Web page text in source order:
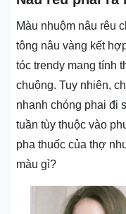
Màu nhuộm nâu rêu
tông nâu vàng kết
tóc trendy mang tính
chuộng. Tuy nhiên,
nhanh chóng phai đi
tuần tùy thuộc vào
pha thuốc của thợ
màu gì?